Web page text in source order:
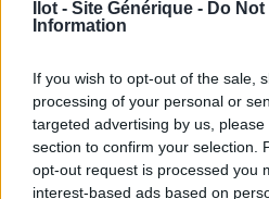
Ilot - Site Générique - Do
Information
If you wish to opt-out of the sale,
processing of your personal or
targeted advertising by us,
section to confirm your selection.
opt-out request is processed you
interest-based ads based on
Ma référente a été un
un vrai laisser-aller
paperasserie. Elle m’a
impôts, CAF, Sécurité
Ici toute l’équipe est
référente elle est